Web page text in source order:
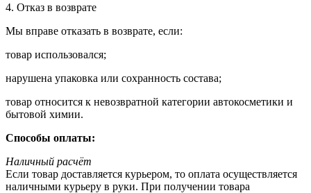
4. Отказ в возврате
Мы вправе отказать в возврате, если:
товар использовался;
нарушена упаковка или сохранность состава;
товар относится к невозвратной категории автокосметики и
бытовой химии.
Способы оплаты:
Наличный расчёт
Если товар доставляется курьером, то оплата осуществляется
наличными курьеру в руки. При получении товара